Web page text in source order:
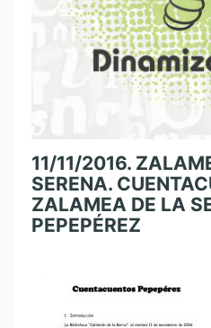
11/11/2016.
SERENA.
ZALAMEA DE LA
PEPEPÉREZ